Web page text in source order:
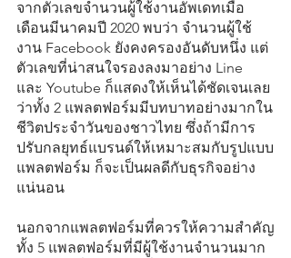
จากตัวเลขจำนวนผู้ใช้งานอัพเดทเมื่อ
เดือนมีนาคมปี 2020 พบว่า จำนวนผู้ใช้
งาน Facebook ยังคงครองอันดับหนึ่ง แต่
ตัวเลขที่น่าสนใจรองลงมาอย่าง Line
และ Youtube ก็แสดงให้เห็นได้ชัดเจนเลย
ว่าทั้ง 2 แพลตฟอร์มมีบทบาทอย่างมากใน
ชีวิตประจำวันของชาวไทย ซึ่งถ้ามีการ
ปรับกลยุทธ์แบรนด์ให้เหมาะสมกับรูปแบบ
แพลตฟอร์ม ก็จะเป็นผลดีกับธุรกิจอย่าง
แน่นอน
นอกจากแพลตฟอร์มที่ควรให้ความสำคัญ
ทั้ง 5 แพลตฟอร์มที่มีผู้ใช้งานจำนวนมาก